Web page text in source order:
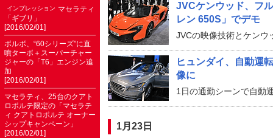
JVCケンウッド、フ
レン 650S」でデモ
JVCの映像技術とケンウ
ヒュンダイ、自動運
像に
1日の通勤シーンで自動
1月23日
インプレッション マセラティ
「ギブリ」
[2016/02/01]
ボルボ、“60シリーズ”に直
噴ターボ＋スーパーチャー
ジャーの「T6」エンジン追
加
[2016/02/01]
マセラティ、25台のクアト
ロポルテ限定の「マセラテ
ィ クアトロポルテ オーナー
シップキャンペーン」
[2016/02/01]